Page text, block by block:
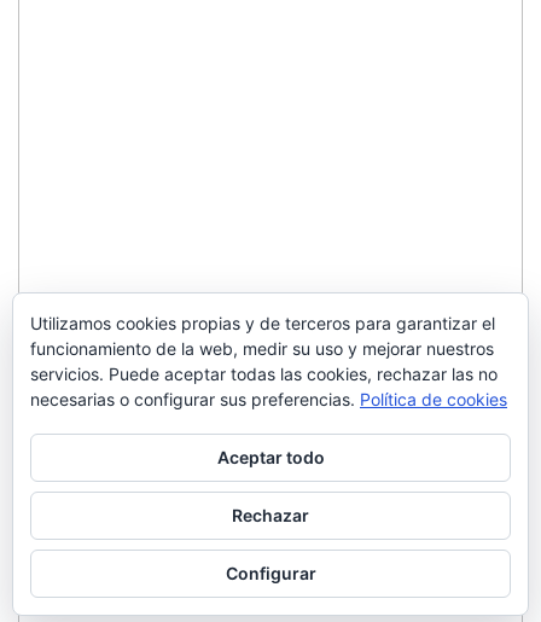
Utilizamos cookies propias y de terceros para garantizar el
funcionamiento de la web, medir su uso y mejorar nuestros
servicios. Puede aceptar todas las cookies, rechazar las no
necesarias o configurar sus preferencias. Política de cookies
Aceptar todo
Rechazar
Configurar